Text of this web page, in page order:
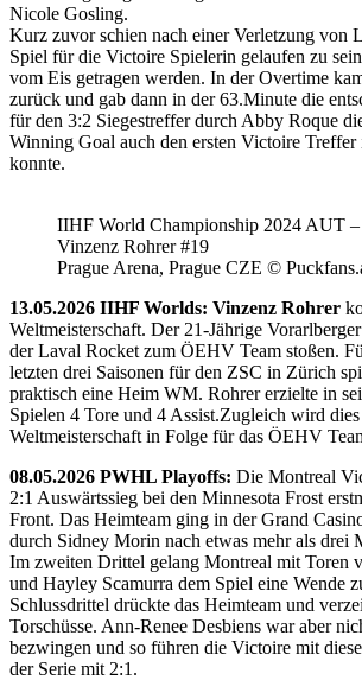
Nicole Gosling.
Kurz zuvor schien nach einer Verletzung von
Spiel für die Victoire Spielerin gelaufen zu
vom Eis getragen werden. In der Overtime
zurück und gab dann in der 63.Minute die
für den 3:2 Siegestreffer durch Abby Roque
Winning Goal auch den ersten Victoire Treffer
konnte.
IIHF World Championship 2024 AUT
Vinzenz Rohrer #19
Prague Arena, Prague CZE ©
13.05.2026 IIHF Worlds: Vinzenz Rohrer
Weltmeisterschaft. Der 21-Jährige
der Laval Rocket zum ÖEHV Team stoßen.
letzten drei Saisonen für den ZSC in Zürich
praktisch eine Heim WM. Rohrer erzielte in
Spielen 4 Tore und 4 Assist.Zugleich wird
Weltmeisterschaft in Folge für das ÖEHV
08.05.2026 PWHL Playoffs: Die Montreal
2:1 Auswärtssieg bei den Minnesota Frost
Front. Das Heimteam ging in der Grand
durch Sidney Morin nach etwas mehr als drei
Im zweiten Drittel gelang Montreal mit Toren
und Hayley Scamurra dem Spiel eine Wende
Schlussdrittel drückte das Heimteam und
Torschüsse. Ann-Renee Desbiens war aber
bezwingen und so führen die Victoire mit
der Serie mit 2:1.